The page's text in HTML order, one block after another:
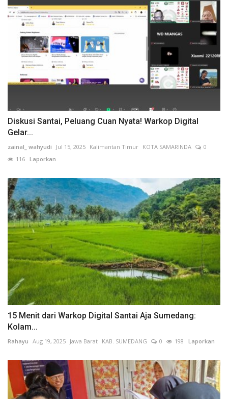
Diskusi Santai, Peluang Cuan Nyata! Warkop Digital
Gelar...
zainal_ wahyudi Jul 15, 2025 Kalimantan Timur KOTA SAMARINDA
0
116 Laporkan
15 Menit dari Warkop Digital Santai Aja Sumedang:
Kolam...
Rahayu Aug 19, 2025 Jawa Barat KAB. SUMEDANG 0 198 Laporkan